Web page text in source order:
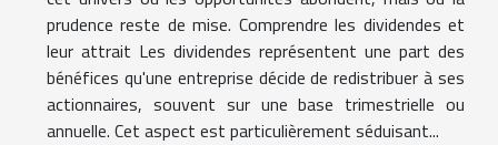
prudence reste de mise. Comprendre les dividendes et
leur attrait Les dividendes représentent une part des
bénéfices qu'une entreprise décide de redistribuer à ses
actionnaires, souvent sur une base trimestrielle ou
annuelle. Cet aspect est particulièrement séduisant...